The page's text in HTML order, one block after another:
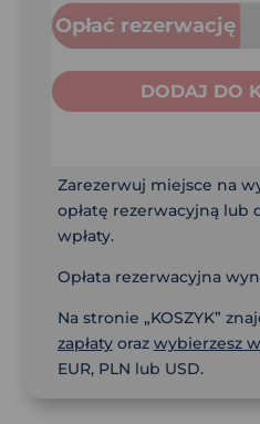
Opłać rezerwację
DODAJ DO
Zarezerwuj miejsce na
opłatę rezerwacyjną lub
wpłaty.
Opłata rezerwacyjna
Na stronie „KOSZYK”
zapłatyoraz wybierzesz
EUR, PLN lub USD.